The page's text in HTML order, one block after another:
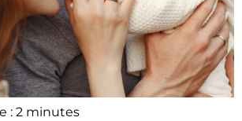
: 2 minutes